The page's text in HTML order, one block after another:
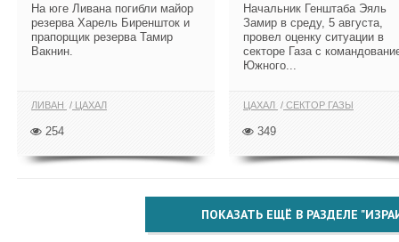
На юге Ливана погибли майор
резерва Харель Биреншток и
прапорщик резерва Тамир
Вакнин.
ЛИВАН ЦАХАЛ
254
Начальник Генштаба Эяль
Замир в среду, 5 августа,
провел оценку ситуации в
секторе Газа с
Южного...
ЦАХАЛ СЕКТОР ГАЗЫ
349
ПОКАЗАТЬ ЕЩЁ В РАЗДЕЛЕ